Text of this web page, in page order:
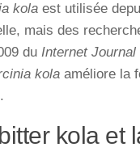
kola est utilisée
mais des
du Internet
kola améliore la
kola et